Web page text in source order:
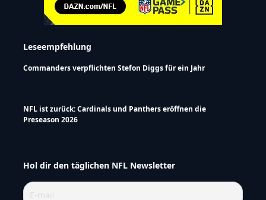
Leseempfehlung
Commanders verpflichten Stefon Diggs für ein Jahr
NFL ist zurück: Cardinals und Panthers eröffnen die
Preseason 2026
Hol dir den täglichen NFL Newsletter